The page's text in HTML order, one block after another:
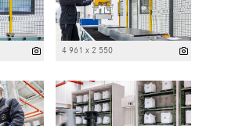
4 961 x 2 550